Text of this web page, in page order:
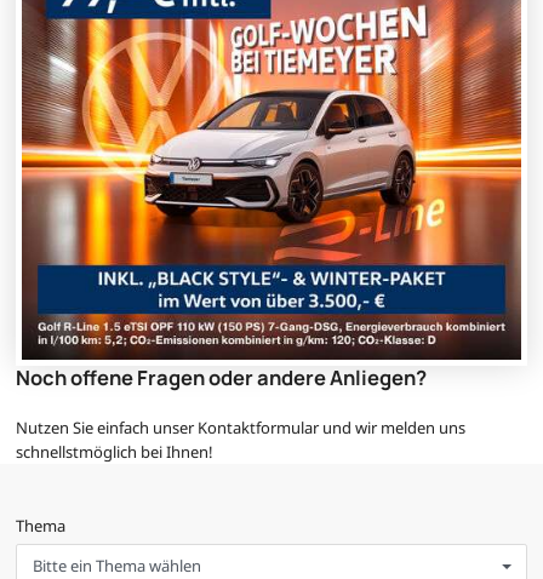
Noch offene Fragen oder andere Anliegen?
Nutzen Sie einfach unser Kontaktformular und wir melden uns
schnellstmöglich bei Ihnen!
Thema
Bitte ein Thema wählen